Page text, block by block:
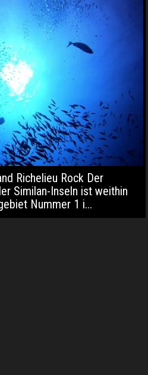
Richelieu Rock Der
Similan-Inseln ist weithin
Nummer 1 i...